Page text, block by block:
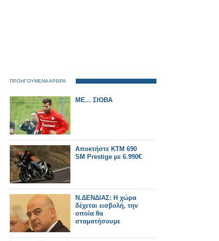
ΠΡΟΗΓΟΥΜΕΝΑ ΑΡΘΡΑ
ΜΕ... ΣΙΟΒΑ
Αποκτήστε KTM 690
SM Prestige με 6.990€
Ν.ΔΕΝΔΙΑΣ: Η χώρα
δέχεται εισβολή, την
οποία θα
σταματήσουμε